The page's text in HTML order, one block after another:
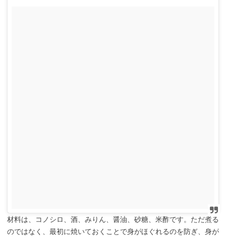
材料は、コノシロ、酒、みりん、醤油、砂糖、米酢です。ただ煮る
のではなく、最初に焼いておくことで身がほぐれるのを防ぎ、身が